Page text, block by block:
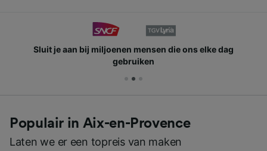
Sluit je aan bij miljoenen mensen die ons elke dag
gebruiken
Populair in Aix-en-Provence
Laten we er een topreis van maken